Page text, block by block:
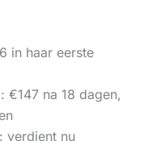
in haar eerste
€147 na 18 dagen,
verdient nu